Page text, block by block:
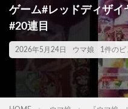
ゲーム#レッドディザイ
#20連目
2026年5月24日 ウマ娘 1件のビ